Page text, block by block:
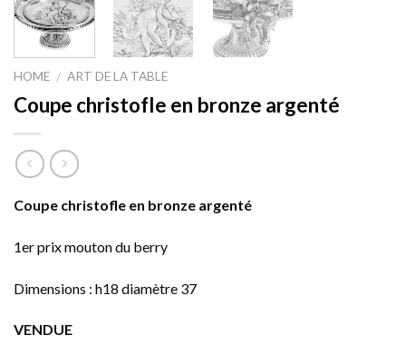
HOME / ART DE LA TABLE
Coupe christofle en bronze argenté
Coupe christofle en bronze argenté
1er prix mouton du berry
Dimensions : h18 diamètre 37
VENDUE